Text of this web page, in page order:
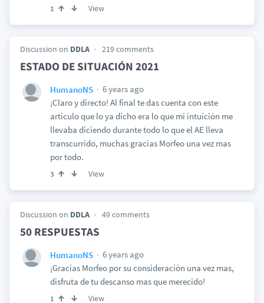
1 View
Discussion on DDLA 219 comments
ESTADO DE SITUACIÓN 2021
HumanoNS
6 years ago
¡Claro y directo! Al final te das cuenta con este
articulo que lo ya dicho era lo que mi intuición me
llevaba diciendo durante todo lo que el AE lleva
transcurrido, muchas gracias Morfeo una vez mas
por todo.
3 View
Discussion on DDLA 49 comments
50 RESPUESTAS
HumanoNS
6 years ago
¡Gracias Morfeo por su consideración una vez mas,
disfruta de tu descanso mas que merecido!
1 View